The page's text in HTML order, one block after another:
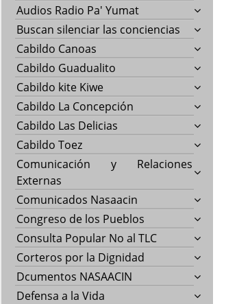
Audios Radio Pa' Yumat
Buscan silenciar las conciencias
Cabildo Canoas
Cabildo Guadualito
Cabildo kite Kiwe
Cabildo La Concepción
Cabildo Las Delicias
Cabildo Toez
Comunicación y Relaciones
Externas
Comunicados Nasaacin
Congreso de los Pueblos
Consulta Popular No al TLC
Corteros por la Dignidad
Dcumentos NASAACIN
Defensa a la Vida